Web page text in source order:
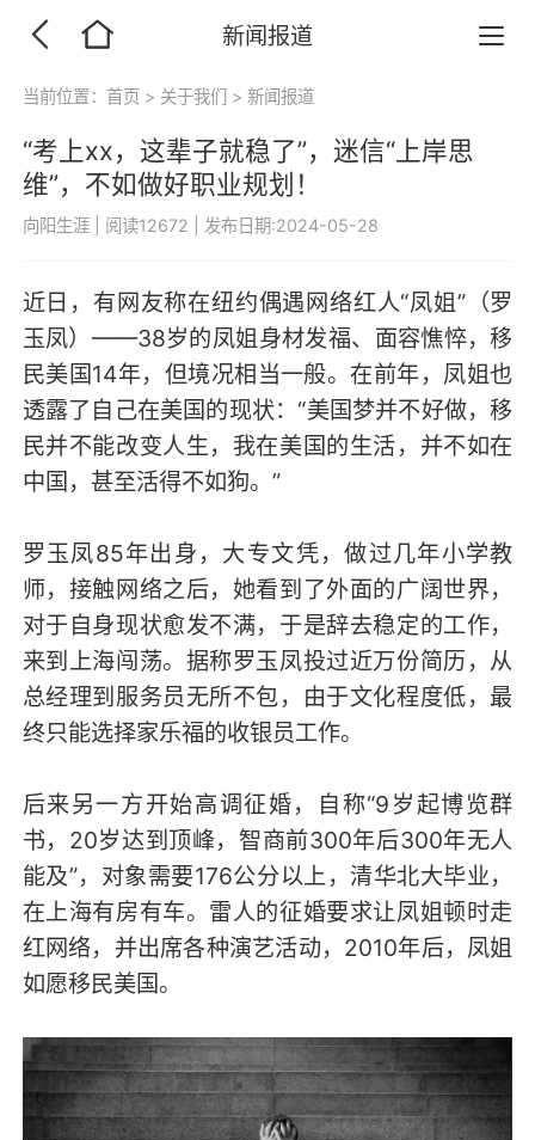
新闻报道
当前位置：首页 > 关于我们 > 新闻报道
“考上xx，这辈子就稳了”，迷信“上岸思
维”，不如做好职业规划！
向阳生涯 阅读12672 发布日期:2024-05-28
近日，有网友称在纽约偶遇网络红人“凤姐”（罗
玉凤）——38岁的凤姐身材发福、面容憔悴，移
民美国14年，但境况相当一般。在前年，凤姐也
透露了自己在美国的现状：“美国梦并不好做，移
民并不能改变人生，我在美国的生活，并不如在
中国，甚至活得不如狗。”
罗玉凤85年出身，大专文凭，做过几年小学教
师，接触网络之后，她看到了外面的广阔世界，
对于自身现状愈发不满，于是辞去稳定的工作，
来到上海闯荡。据称罗玉凤投过近万份简历，从
总经理到服务员无所不包，由于文化程度低，最
终只能选择家乐福的收银员工作。
后来另一方开始高调征婚，自称“9岁起博览群
书，20岁达到顶峰，智商前300年后300年无人
能及”，对象需要176公分以上，清华北大毕业，
在上海有房有车。雷人的征婚要求让凤姐顿时走
红网络，并出席各种演艺活动，2010年后，凤姐
如愿移民美国。